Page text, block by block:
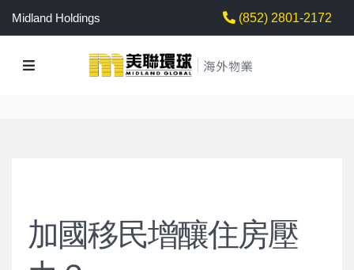
Midland Holdings (852) 2801-2172
加國移民增釀住房壓